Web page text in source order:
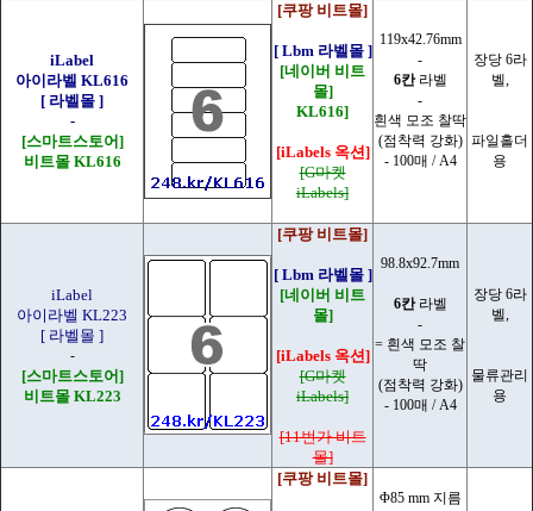
iLabel
아이라벨 KL616
[ 라벨몰 ]
-
[스마트스토어]
비트몰 KL616
[쿠팡 비트몰]
[ Lbm 라벨몰 ]
[네이버 비트
몰]
KL616]
[iLabels 옥션]
[G마켓
iLabels]
119x42.76mm
-
6칸라벨
-
흰색 모조 찰딱
(점착력 강화)
- 100매 / A4
장당 6라
벨,
파일홀더
용
iLabel
아이라벨 KL223
[ 라벨몰 ]
-
[스마트스토어]
비트몰 KL223
[쿠팡 비트몰]
[ Lbm 라벨몰 ]
[네이버 비트
몰]
[iLabels 옥션]
[G마켓
iLabels]
[11번가 비트
몰]
98.8x92.7mm
6칸라벨
-
= 흰색 모조 찰
딱
(점착력 강화)
- 100매 / A4
장당 6라
벨,
물류관리
용
[쿠팡 비트몰]
Φ85 mm 지름